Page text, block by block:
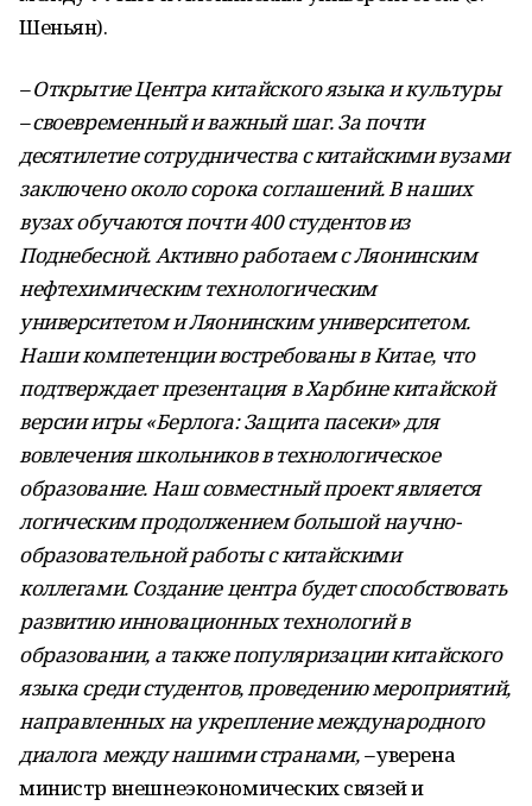
Шеньян).
– Открытие Центра китайского языка и культуры
– своевременный и важный шаг. За почти
десятилетие сотрудничества с китайскими вузами
заключено около сорока соглашений. В наших
вузах обучаются почти 400 студентов из
Поднебесной. Активно работаем с Ляонинским
нефтехимическим технологическим
университетом и Ляонинским университетом.
Наши компетенции востребованы в Китае, что
подтверждает презентация в Харбине китайской
версии игры «Берлога: Защита пасеки» для
вовлечения школьников в технологическое
образование.Наш совместный проект является
логическим продолжением большой научно-
образовательной работы с китайскими
коллегами. Создание центра будет способствовать
развитию инновационных технологий в
образовании, а также популяризации китайского
языка среди студентов, проведению мероприятий,
направленных на укрепление международного
диалога между нашими странами, –уверена
министр внешнеэкономических связей и